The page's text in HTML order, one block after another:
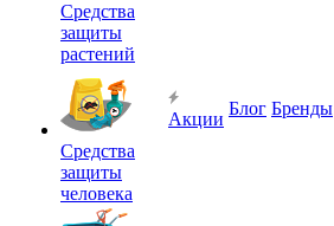
Средства
защиты
растений
Средства
защиты
человека
Акции
Блог Бренды